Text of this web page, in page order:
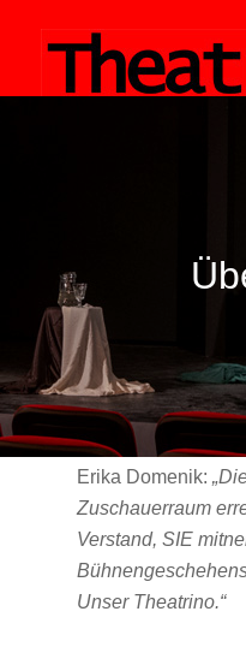
Erika Domenik:
Zuschauerraum
Verstand, SIE
Unser Theatrino.“